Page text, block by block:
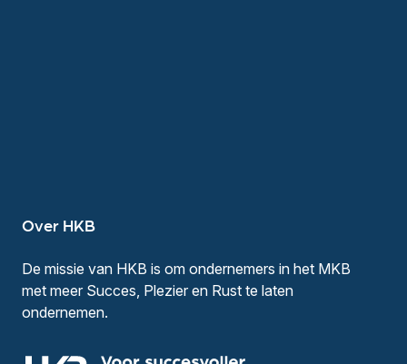
Over HKB
De missie van HKB is om ondernemers in het MKB
met meer Succes, Plezier en Rust te laten
ondernemen.